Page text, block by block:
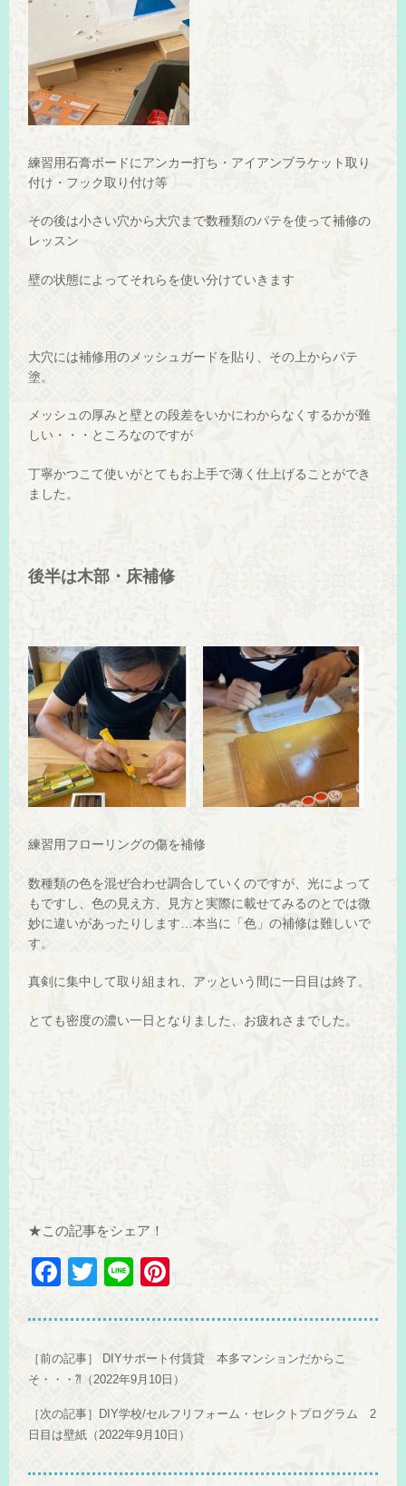
練習用石膏ボードにアンカー打ち・アイアンブラケット取り
付け・フック取り付け等
その後は小さい穴から大穴まで数種類のパテを使って補修の
レッスン
壁の状態によってそれらを使い分けていきます
大穴には補修用のメッシュガードを貼り、その上からパテ
塗。
メッシュの厚みと壁との段差をいかにわからなくするかが難
しい・・・ところなのですが
丁寧かつこて使いがとてもお上手で薄く仕上げることができ
ました。
後半は木部・床補修
練習用フローリングの傷を補修
数種類の色を混ぜ合わせ調合していくのですが、光によって
もですし、色の見え方、見方と実際に載せてみるのとでは微
妙に違いがあったりします…本当に「色」の補修は難しいで
す。
真剣に集中して取り組まれ、アッという間に一日目は終了。
とても密度の濃い一日となりました、お疲れさまでした。
★この記事をシェア！
F
c
e
b
o
o
k
T
tt
er
Li
e
er
e
st
［前の記事］
DIYサポート付賃貸 本多マンションだからこ
そ・・・⁈（2022年9月10日）
［次の記事］
DIY学校/セルフリフォーム・セレクトプログラム 2
日目は壁紙（2022年9月10日）